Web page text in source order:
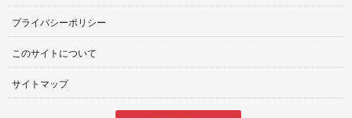
プライバシーポリシー
このサイトについて
サイトマップ